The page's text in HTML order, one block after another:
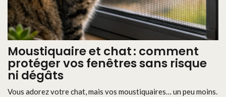
Moustiquaire et chat : comment
protéger vos fenêtres sans risque
ni dégâts
Vous adorez votre chat, mais vos moustiquaires… un peu moins.